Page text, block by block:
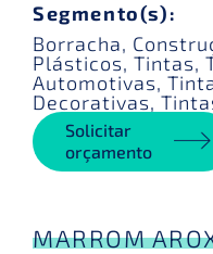
Segmento(s):
Borracha,
Plásticos, Tintas,
Automotivas,
Decorativas,
Solicitar
orçamento
MARROM